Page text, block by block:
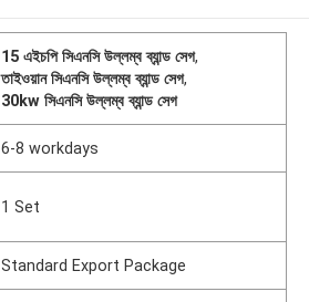
15 এইচপি সিএনসি উল্লম্ব ব্যান্ড সেগ,
তাইওয়ান সিএনসি উল্লম্ব ব্যান্ড সেগ,
30kw সিএনসি উল্লম্ব ব্যান্ড সেগ
6-8 workdays
1 Set
Standard Export Package